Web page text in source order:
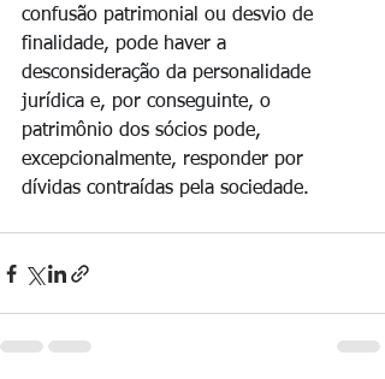
confusão patrimonial ou desvio de
finalidade, pode haver a
desconsideração da personalidade
jurídica e, por conseguinte, o
patrimônio dos sócios pode,
excepcionalmente, responder por
dívidas contraídas pela sociedade.